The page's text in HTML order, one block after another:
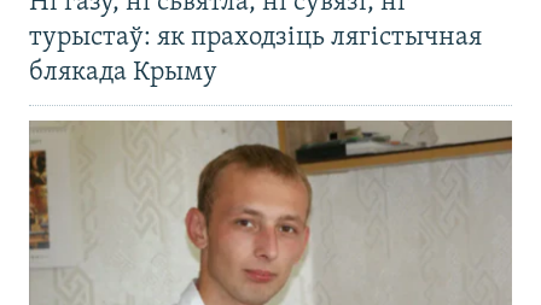
турыстаў: як праходзіць лягістычная
блякада Крыму